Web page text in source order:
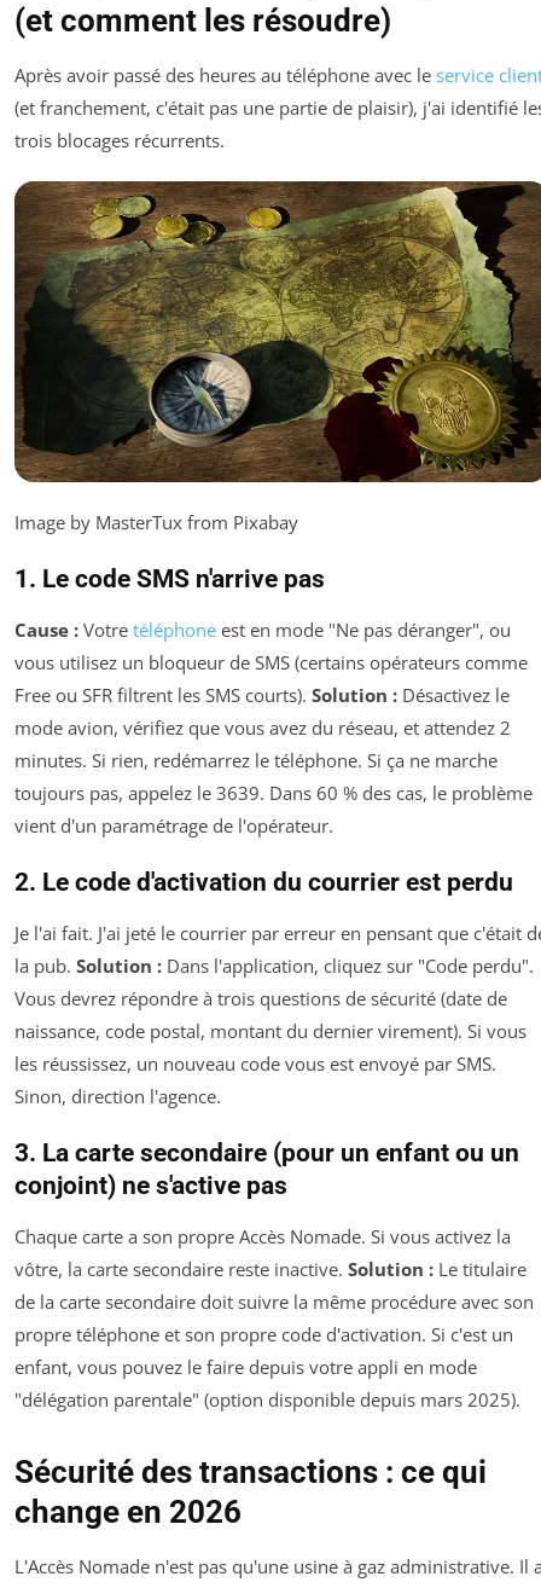
(et comment les résoudre)
Après avoir passé des heures au téléphone avec le service
(et franchement, c'était pas une partie de plaisir), j'ai identifié
trois blocages récurrents.
Image by MasterTux from Pixabay
1. Le code SMS n'arrive pas
Cause : Votre téléphone est en mode "Ne pas déranger", ou
vous utilisez un bloqueur de SMS (certains opérateurs comme
Free ou SFR filtrent les SMS courts). Solution : Désactivez le
mode avion, vérifiez que vous avez du réseau, et attendez 2
minutes. Si rien, redémarrez le téléphone. Si ça ne marche
toujours pas, appelez le 3639. Dans 60 % des cas, le problème
vient d'un paramétrage de l'opérateur.
2. Le code d'activation du courrier est perdu
Je l'ai fait. J'ai jeté le courrier par erreur en pensant que c'était
la pub. Solution : Dans l'application, cliquez sur "Code perdu".
Vous devrez répondre à trois questions de sécurité (date de
naissance, code postal, montant du dernier virement). Si vous
les réussissez, un nouveau code vous est envoyé par SMS.
Sinon, direction l'agence.
3. La carte secondaire (pour un enfant ou un
conjoint) ne s'active pas
Chaque carte a son propre Accès Nomade. Si vous activez la
vôtre, la carte secondaire reste inactive. Solution : Le titulaire
de la carte secondaire doit suivre la même procédure avec son
propre téléphone et son propre code d'activation. Si c'est un
enfant, vous pouvez le faire depuis votre appli en mode
"délégation parentale" (option disponible depuis mars 2025).
Sécurité des transactions : ce qui
change en 2026
L'Accès Nomade n'est pas qu'une usine à gaz administrative. Il